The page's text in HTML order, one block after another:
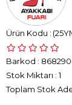
Barkod :
Stok Miktarı : 1
Toplam Stok